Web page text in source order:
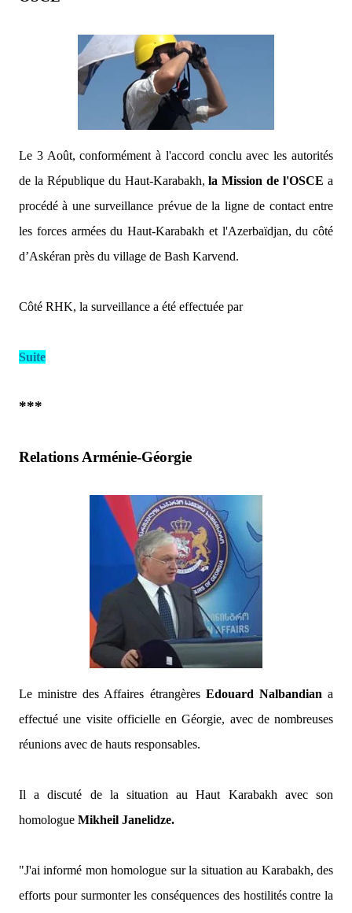
Le 3 Août, conformément à l'accord conclu avec les autorités
de la République du Haut-Karabakh,la Mission de l'OSCE a
procédé à une surveillance prévue de la ligne de contact entre
les forces armées du Haut-Karabakh et l'Azerbaïdjan, du côté
d’Askéran près du village de Bash Karvend.
Côté RHK, la surveillance a été effectuée par
Suite
***
Relations Arménie-Géorgie
Le ministre des Affaires étrangères Edouard Nalbandian a
effectué une visite officielle en Géorgie, avec de nombreuses
réunions avec de hauts responsables.
Il a discuté de la situation au Haut Karabakh avec son
homologue Mikheil Janelidze.
"J'ai informé mon homologue sur la situation au Karabakh, des
efforts pour surmonter les conséquences des hostilités contre la